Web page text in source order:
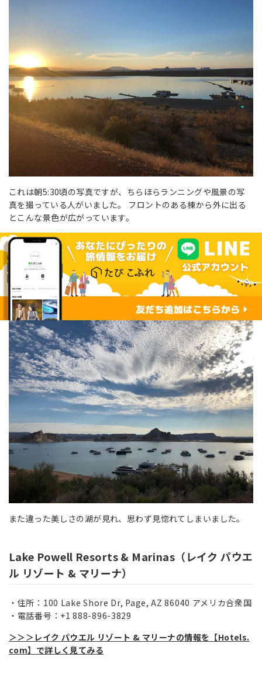
これは朝5:30頃の写真ですが、ちらほらランニングや風景の写
真を撮っている人がいました。 フロントのある棟から外に出る
とこんな景色が広がっています。
また違った美しさの湖が見れ、思わず見惚れてしまいました。
Lake Powell Resorts & Marinas（レイク パウエ
ル リゾート & マリーナ）
住所：100 Lake Shore Dr, Page, AZ 86040 アメリカ合衆国
電話番号：+1 888-896-3829
＞＞＞レイク パウエル リゾート & マリーナの情報を【Hotels.
com】で詳しく見てみる